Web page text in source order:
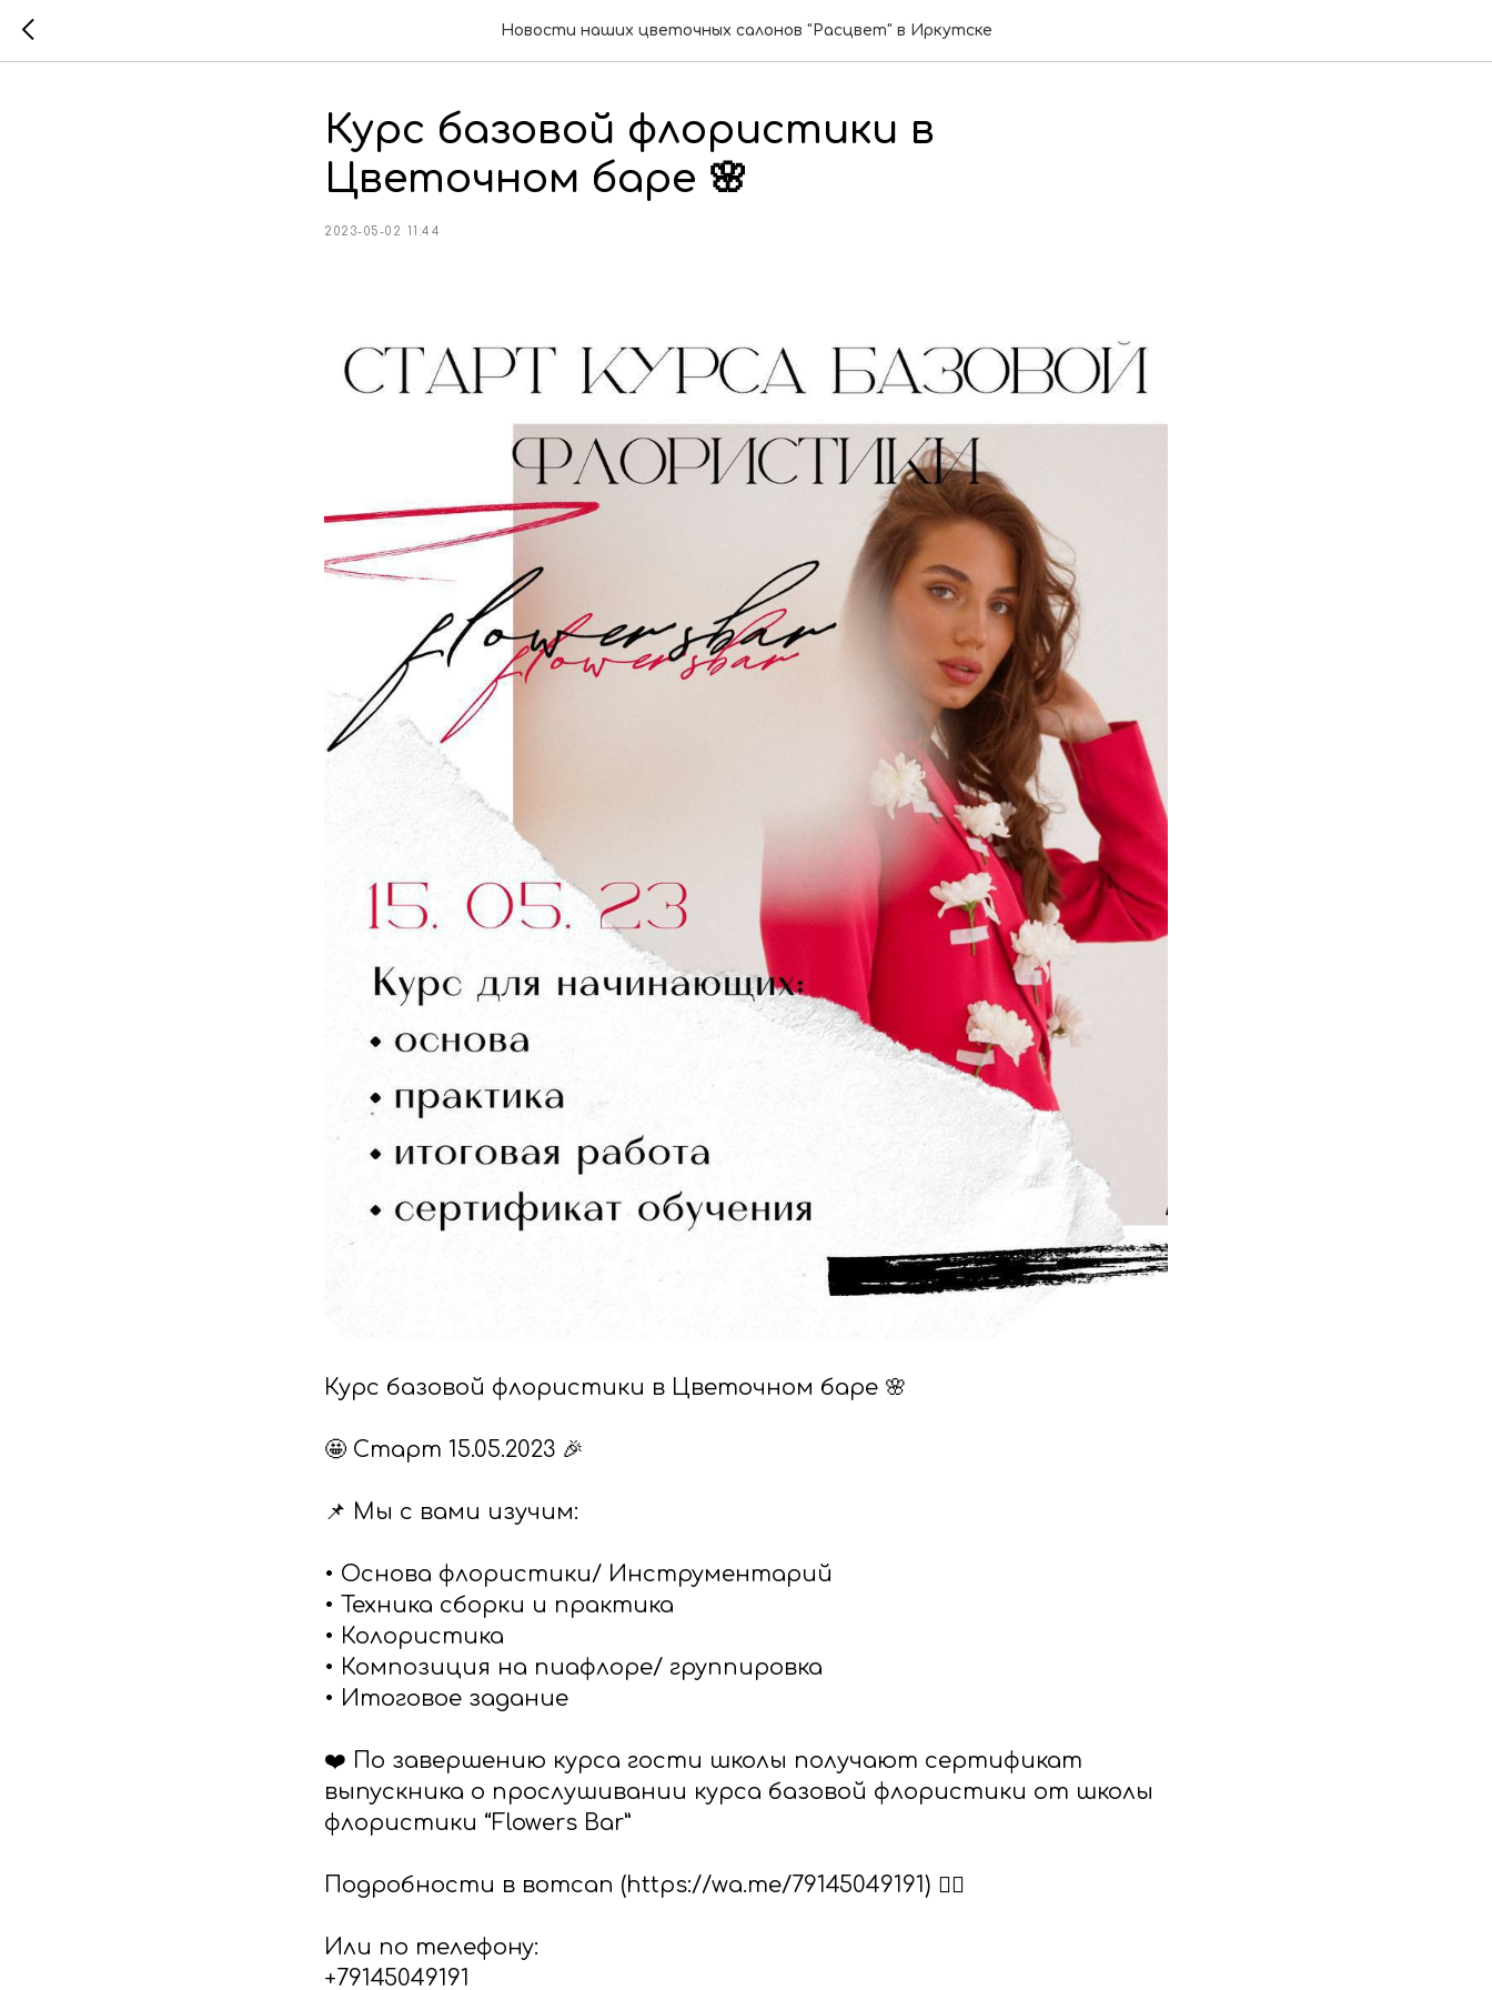
Новости наших цветочных салонов "Расцвет" в Иркутске
Курс базовой флористики в
Цветочном баре 🌸
2023-05-02 11:44
Курс базовой флористики в Цветочном баре 🌸
🤩 Старт 15.05.2023 🎉
📌 Мы с вами изучим:
• Основа флористики/ Инструментарий
• Техника сборки и практика
• Колористика
• Композиция на пиафлоре/ группировка
• Итоговое задание
❤️ По завершению курса гости школы получают сертификат
выпускника о прослушивании курса базовой флористики от школы
флористики “Flowers Bar”
Подробности в вотсап (https://wa.me/79145049191) 👈🏻
Или по телефону:
+79145049191